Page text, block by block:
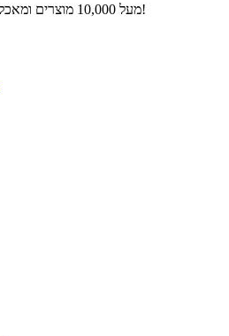
מעל 10,000 מוצרים ומאכלים במאגר עם ערכים תזונתיים!